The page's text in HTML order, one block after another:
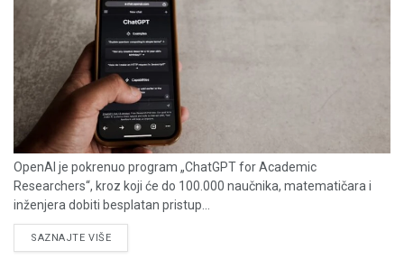
OpenAI je pokrenuo program „ChatGPT for Academic
Researchers“, kroz koji će do 100.000 naučnika, matematičara i
inženjera dobiti besplatan pristup...
SAZNAJTE VIŠEDETAILS